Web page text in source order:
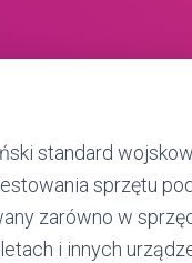
standard
sprzętu
zarówno w
i innych